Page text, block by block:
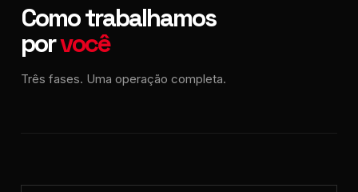
Como trabalhamos
porvocê
Três fases. Uma operação completa.